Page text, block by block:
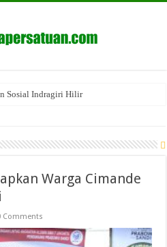
Sosial Indragiri Hilir
Warga Cimande
Comments